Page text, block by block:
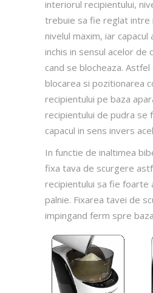
interiorul recipientului,
trebuie sa fie reglat intre
nivelul maxim, iar
inchis in sensul acelor de
cand se blocheaza. Astfel
blocarea si pozitionarea
recipientului pe baza
recipientului de pudra se
capacul in sens invers
In functie de inaltimea
fixa tava de scurgere
recipientului sa fie foarte
palnie. Fixarea tavei de
impingand ferm spre